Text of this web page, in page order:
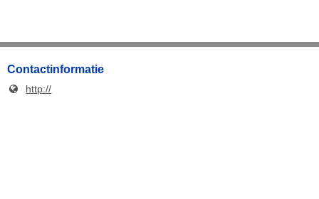
Contactinformatie
http://